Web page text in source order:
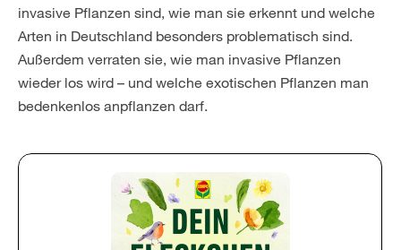
invasive Pflanzen sind, wie man sie erkennt und welche
Arten in Deutschland besonders problematisch sind.
Außerdem verraten sie, wie man invasive Pflanzen
wieder los wird – und welche exotischen Pflanzen man
bedenkenlos anpflanzen darf.